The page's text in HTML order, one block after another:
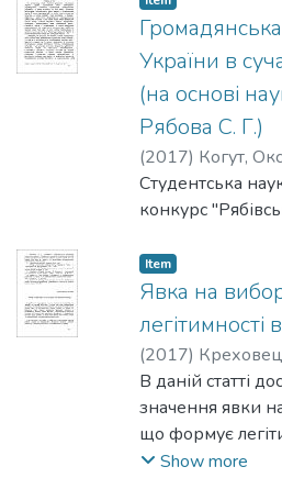
викладеної у
Аналізуються
причини
діяльності,
закон і право,
державний лад,
режими, а також
громадянське
Доводиться
наукового
використання
громадянській
етапі розвитку
Громадянська
України в
(на основі
Рябова С. Г.)
(2017) Когут,
Студентська
конкурс
Item
Явка на
легітимності
(2017)
В даній статті
значення явки
що формує
основі
Show more